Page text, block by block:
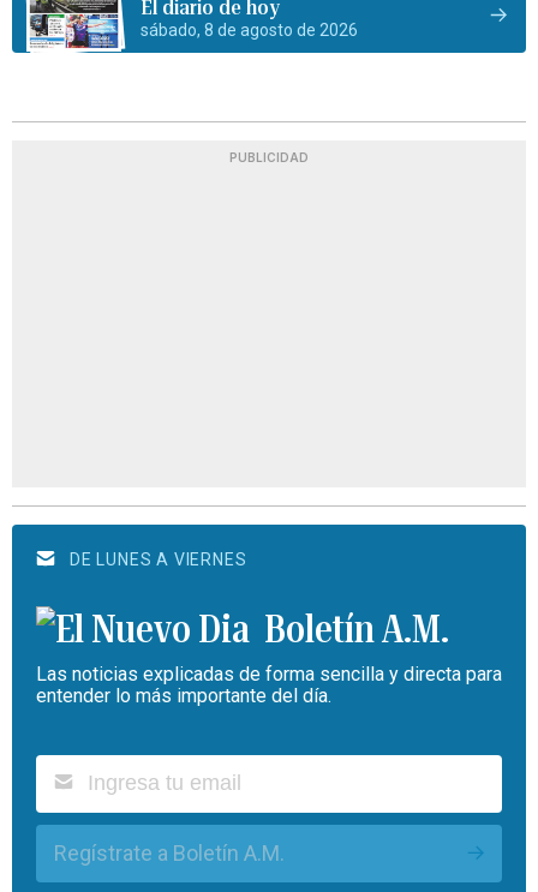
El diario de hoy
sábado, 8 de agosto de 2026
PUBLICIDAD
DE LUNES A VIERNES
Boletín A.M.
Las noticias explicadas de forma sencilla y directa para
entender lo más importante del día.
Regístrate a Boletín A.M.